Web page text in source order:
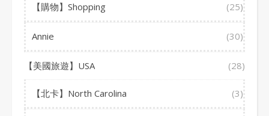
【購物】Shopping (25)
Annie (30)
【美國旅遊】USA (28)
【北卡】North Carolina (3)